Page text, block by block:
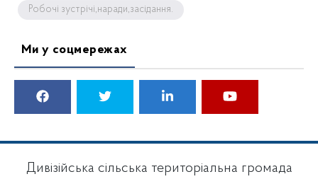
Робочі зустрічі,наради,засідання.
Ми у соцмережах
Дивізійська сільська територіальна громада